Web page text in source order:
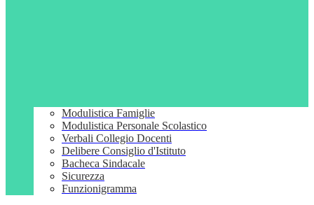
Modulistica Famiglie
Modulistica Personale Scolastico
Verbali Collegio Docenti
Delibere Consiglio d'Istituto
Bacheca Sindacale
Sicurezza
Funzionigramma